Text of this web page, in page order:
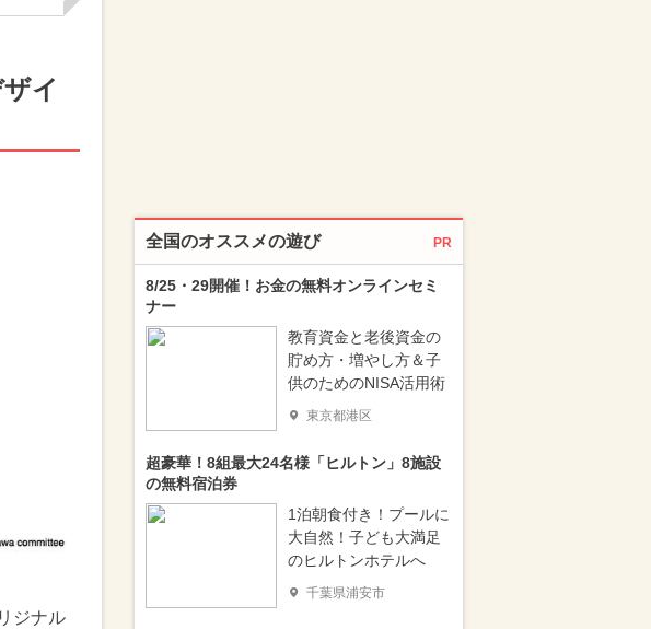
イ
ジナル
全国のオススメの遊び PR
8/25・29開催！お金の無料オンラインセミ
ナー
教育資金と老後資金の
貯め方・増やし方＆子
供のためのNISA活用術
東京都港区
超豪華！8組最大24名様「ヒルトン」8施設
の無料宿泊券
1泊朝食付き！プールに
大自然！子ども大満足
のヒルトンホテルへ
千葉県浦安市